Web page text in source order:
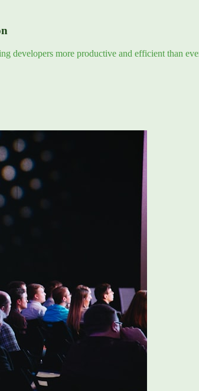
developers more productive and efficient than